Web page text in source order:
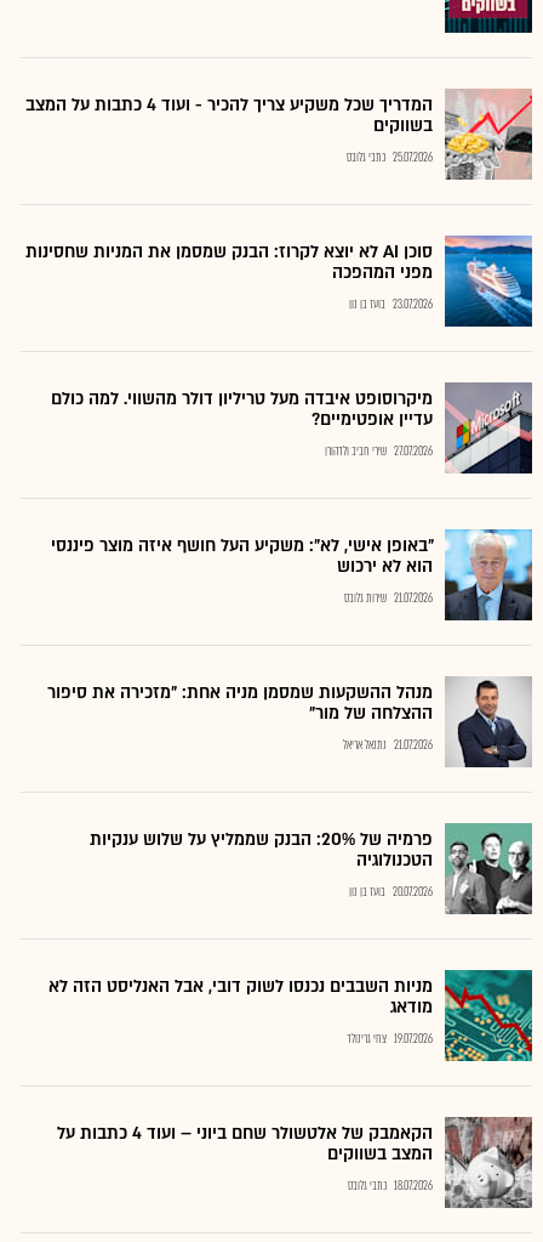
המדריך שכל משקיע צריך להכיר - ועוד 4 כתבות על המצב
בשווקים
25.07.2026 כתבי גלובס
סוכן AI לא יוצא לקרוז: הבנק שמסמן את המניות שחסינות
מפני המהפכה
23.07.2026 בועז בן נון
מיקרוסופט איבדה מעל טריליון דולר מהשווי. למה כולם
עדיין אופטימיים?
27.07.2026 שירי חביב ולדהורן
"באופן אישי, לא": משקיע העל חושף איזה מוצר פיננסי
הוא לא ירכוש
21.07.2026 שירות גלובס
מנהל ההשקעות שמסמן מניה אחת: "מזכירה את סיפור
ההצלחה של מור"
21.07.2026 נתנאל אריאל
פרמיה של 20%: הבנק שממליץ על שלוש ענקיות
הטכנולוגיה
20.07.2026 בועז בן נון
מניות השבבים נכנסו לשוק דובי, אבל האנליסט הזה לא
מודאג
19.07.2026 צחי גרינולד
הקאמבק של אלטשולר שחם ביוני – ועוד 4 כתבות על
המצב בשווקים
18.07.2026 כתבי גלובס